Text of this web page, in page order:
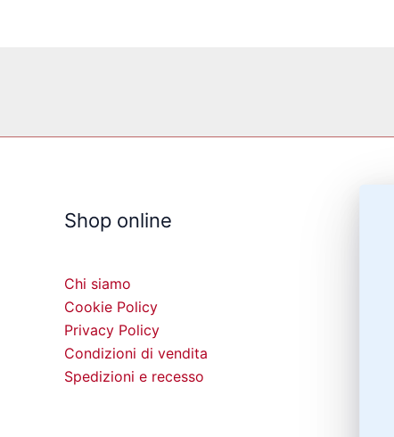
Shop online
Chi siamo
Cookie Policy
Privacy Policy
Condizioni di vendita
Spedizioni e recesso